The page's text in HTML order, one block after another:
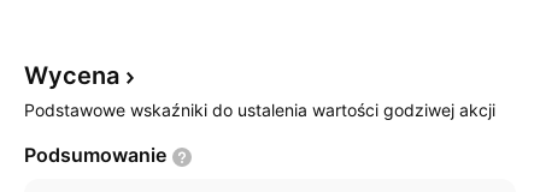
Wycena
Podstawowe wskaźniki do ustalenia wartości godziwej akcji
Podsumowanie